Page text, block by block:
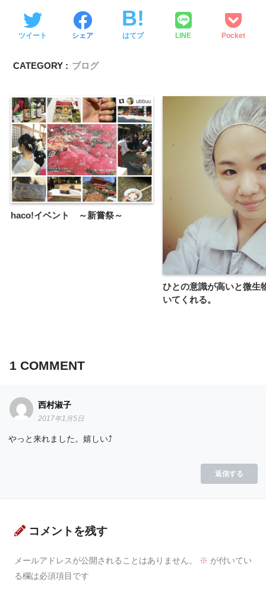
ツイート シェア はてブ LINE Pocket
CATEGORY : ブログ
haco!イベント ～新嘗祭～
ひとの意識が高いと微生
いてくれる。
1 COMMENT
西村淑子
2017年1月5日
やっと来れました。嬉しい⤴
返信する
コメントを残す
メールアドレスが公開されることはありません。 ※ が付いてい
る欄は必須項目です